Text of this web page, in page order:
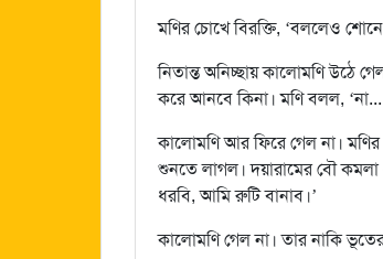
মণির চোখে বিরক্তি, ‘বললেও
নিতান্ত অনিচ্ছায় কালোমণি উঠে
করে আনবে কিনা। মণি বলল,
কালোমণি আর ফিরে গেল না।
শুনতে লাগল। দয়ারামের বৌ
ধরবি, আমি রুটি বানাব।’
কালোমণি গেল না। তার নাকি